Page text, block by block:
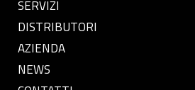
SERVIZI
DISTRIBUTORI
AZIENDA
NEWS